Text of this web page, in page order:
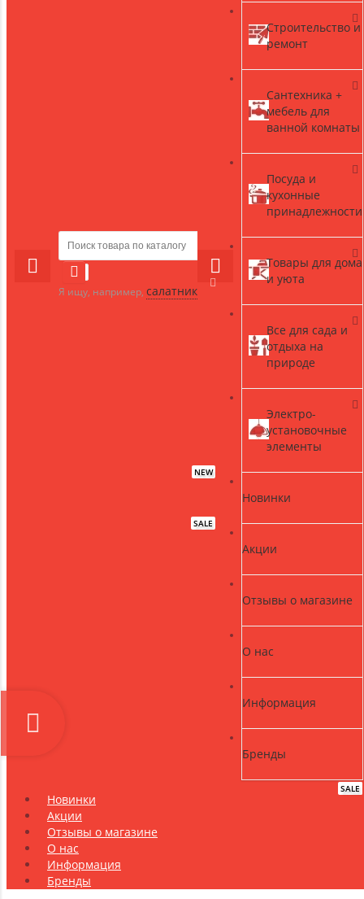
Я ищу, например, салатник
Строительство и
ремонт
Сантехника +
мебель для
ванной комнаты
Посуда и
кухонные
принадлежности
Товары для дома
и уюта
Все для сада и
отдыха на
природе
Электро-
установочные
элементы
NEW
Новинки
SALE
Акции
Отзывы о магазине
О нас
Информация
Бренды
NEW
Новинки
SALE
Акции
Отзывы о магазине
О нас
Информация
Бренды